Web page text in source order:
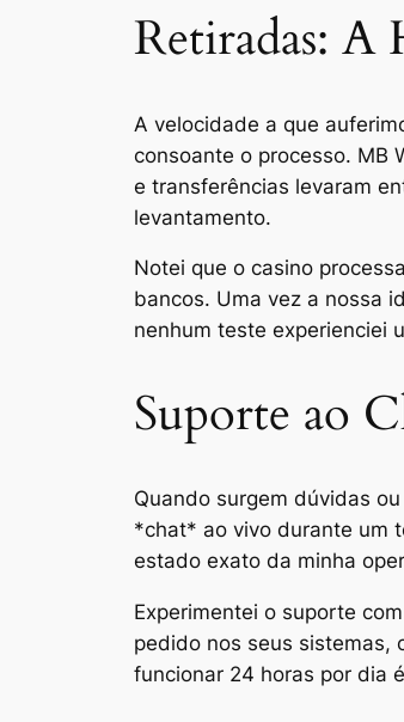
Retiradas: A
A velocidade a que
consoante o processo. MB
e transferências levaram
levantamento.
Notei que o casino
bancos. Uma vez a nossa
nenhum teste experienciei
Suporte ao
Quando surgem dúvidas
*chat* ao vivo durante um
estado exato da minha
Experimentei o suporte
pedido nos seus sistemas,
funcionar 24 horas por dia